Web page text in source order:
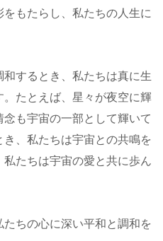
もたらし、私たちの人生に
するとき、私たちは真に生
たとえば、星々が夜空に輝
も宇宙の一部として輝いて
、私たちは宇宙との共鳴を
たちは宇宙の愛と共に歩ん
ちの心に深い平和と調和を